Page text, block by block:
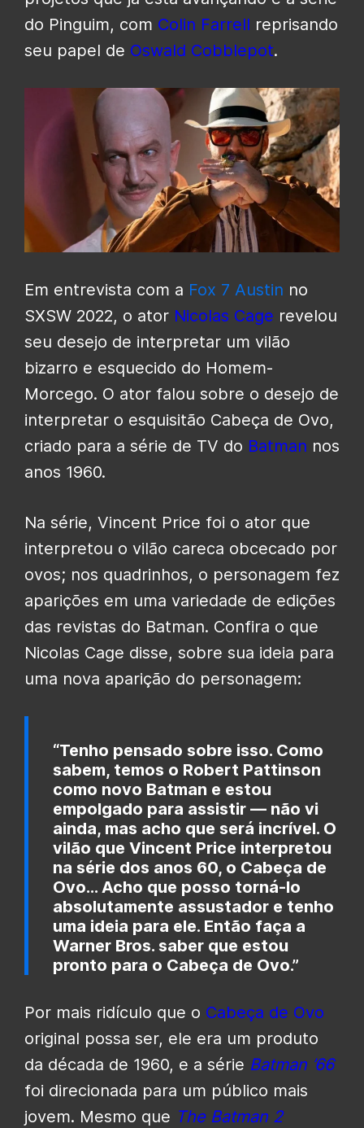
do Pinguim, com Colin Farrell reprisando
seu papel de Oswald Cobblepot.
Em entrevista com a Fox 7 Austin no
SXSW 2022, o ator Nicolas Cage revelou
seu desejo de interpretar um vilão
bizarro e esquecido do Homem-
Morcego. O ator falou sobre o desejo de
interpretar o esquisitão Cabeça de Ovo,
criado para a série de TV do Batman nos
anos 1960.
Na série, Vincent Price foi o ator que
interpretou o vilão careca obcecado por
ovos; nos quadrinhos, o personagem fez
aparições em uma variedade de edições
das revistas do Batman. Confira o que
Nicolas Cage disse, sobre sua ideia para
uma nova aparição do personagem:
“Tenho pensado sobre isso. Como
sabem, temos o Robert Pattinson
como novo Batman e estou
empolgado para assistir — não vi
ainda, mas acho que será incrível. O
vilão que Vincent Price interpretou
na série dos anos 60, o Cabeça de
Ovo… Acho que posso torná-lo
absolutamente assustador e tenho
uma ideia para ele. Então faça a
Warner Bros. saber que estou
pronto para o Cabeça de Ovo.”
Por mais ridículo que o Cabeça de Ovo
original possa ser, ele era um produto
da década de 1960, e a série Batman ’66
foi direcionada para um público mais
jovem. Mesmo que The Batman 2